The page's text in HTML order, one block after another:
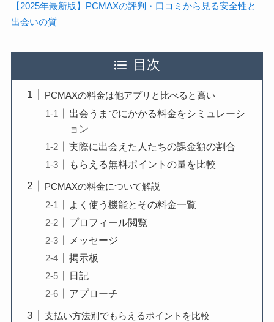
【2025年最新版】PCMAXの評判・口コミから見る安全性と
出会いの質
目次
PCMAXの料金は他アプリと比べると高い
出会うまでにかかる料金をシミュレーシ
ョン
実際に出会えた人たちの課金額の割合
もらえる無料ポイントの量を比較
PCMAXの料金について解説
よく使う機能とその料金一覧
プロフィール閲覧
メッセージ
掲示板
日記
アプローチ
支払い方法別でもらえるポイントを比較